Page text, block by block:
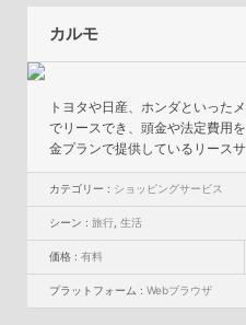
カルモ
トヨタや日産、ホンダといった
でリースでき、頭金や法定費用
金プランで提供しているリース
カテゴリー : ショッピングサービス
シーン :旅行 ,生活
価格 :有料
プラットフォーム :Webブラウザ